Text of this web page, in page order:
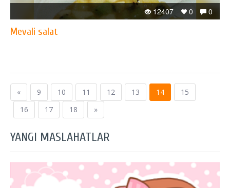
0
0
12407
Mevali salat
« 9 10 11 12 13 14
15
16
17 18 »
YANGI MASLAHATLAR